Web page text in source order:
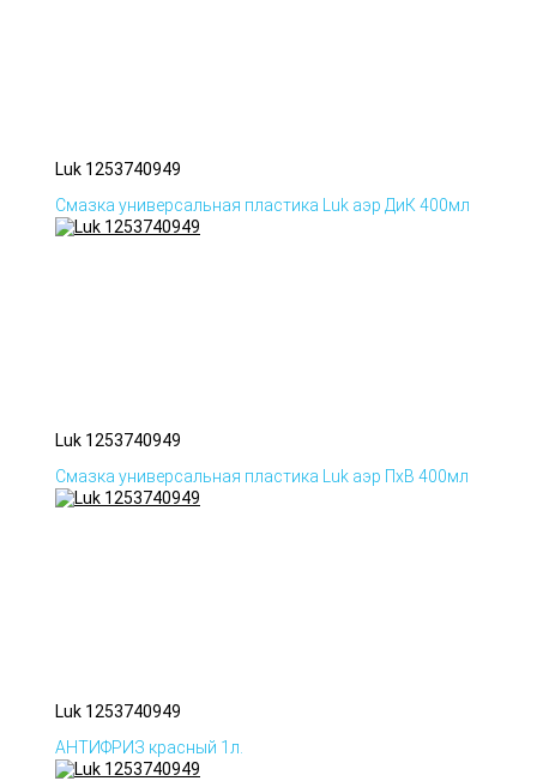
Luk 1253740949
Смазка универсальная пластика Luk аэр ДиК 400мл
Luk 1253740949
Смазка универсальная пластика Luk аэр ПхВ 400мл
Luk 1253740949
АНТИФРИЗ красный 1л.